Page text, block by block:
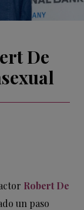
De
Robert De
un paso